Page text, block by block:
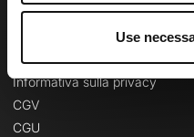
Use
Informativa sulla privacy
CGV
CGU